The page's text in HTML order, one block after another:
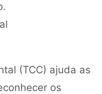
(TCC) ajuda as
os